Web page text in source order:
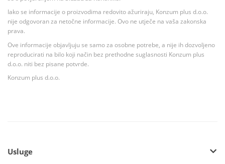
Iako se informacije o proizvodima redovito ažuriraju, Konzum plus d.o.o.
nije odgovoran za netočne informacije. Ovo ne utječe na vaša zakonska
prava.
Ove informacije objavljuju se samo za osobne potrebe, a nije ih dozvoljeno
reproducirati na bilo koji način bez prethodne suglasnosti Konzum plus
d.o.o. niti bez pisane potvrde.
Konzum plus d.o.o.
Usluge